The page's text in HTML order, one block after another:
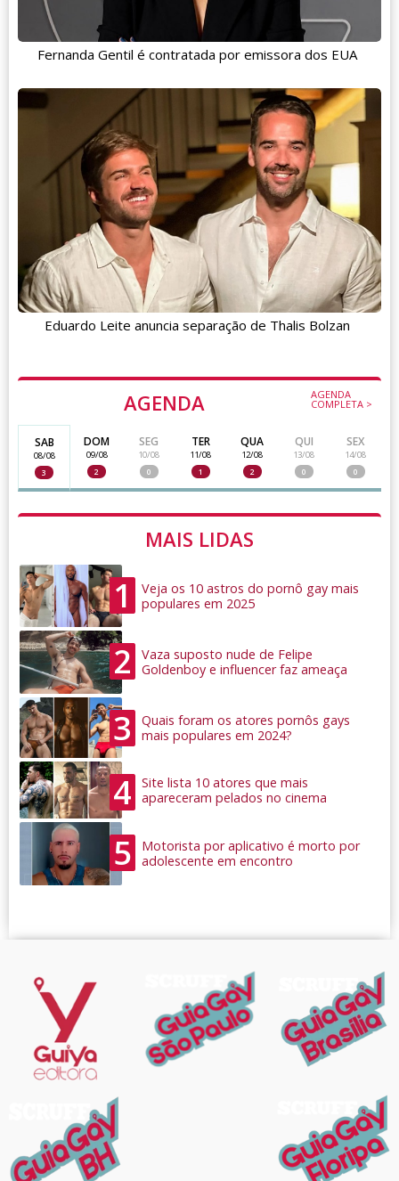
AGENDA AGENDA
COMPLETA >
SAB
08/08
3
DOM
09/08
2
SEG
10/08
0
TER
11/08
1
QUA
12/08
2
QUI
13/08
0
SEX
14/08
0
MAIS LIDAS
1
Veja os 10 astros do pornô gay mais
populares em 2025
2
Vaza suposto nude de Felipe
Goldenboy e influencer faz ameaça
3
Quais foram os atores pornôs gays
mais populares em 2024?
4
Site lista 10 atores que mais
apareceram pelados no cinema
5
Motorista por aplicativo é morto por
adolescente em encontro
Fernanda Gentil é contratada por emissora dos EUA
Eduardo Leite anuncia separação de Thalis Bolzan